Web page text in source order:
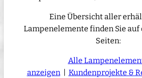
Eine Übersicht aller
Lampenelemente finden Sie auf
Seiten:
Alle
anzeigen| Kundenprojekte &